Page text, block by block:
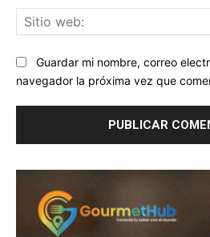
Guardar mi nombre, correo
navegador la próxima vez que